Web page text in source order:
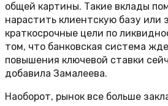
общей картины. Такие вклады
нарастить клиентскую базу или
краткосрочные цели по
том, что банковская система
повышения ключевой ставки
добавила Замалеева.
Наоборот, рынок все больше